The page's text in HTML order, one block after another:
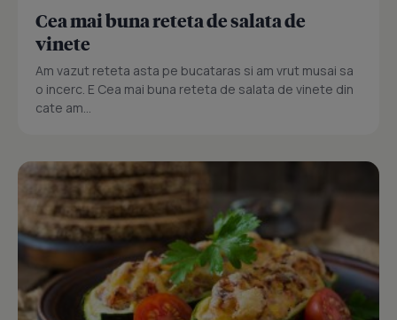
Cea mai buna reteta de salata de
vinete
Am vazut reteta asta pe bucataras si am vrut musai sa
o incerc. E Cea mai buna reteta de salata de vinete din
cate am...